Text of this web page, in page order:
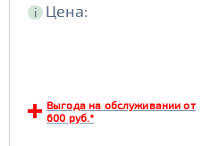
i Цена:
Выгода на обслуживании от
600 руб.*